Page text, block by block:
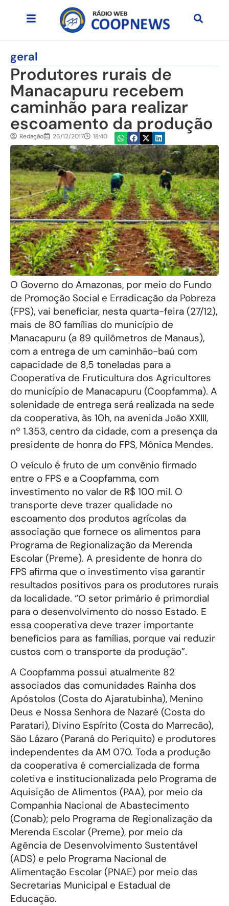
geral
Produtores rurais de
Manacapuru recebem
caminhão para realizar
escoamento da produção
Redação 26/12/2017 18:40
O Governo do Amazonas, por meio do Fundo
de Promoção Social e Erradicação da Pobreza
(FPS), vai beneficiar, nesta quarta-feira (27/12),
mais de 80 famílias do município de
Manacapuru (a 89 quilômetros de Manaus),
com a entrega de um caminhão-baú com
capacidade de 8,5 toneladas para a
Cooperativa de Fruticultura dos Agricultores
do município de Manacapuru (Coopfamma). A
solenidade de entrega será realizada na sede
da cooperativa, às 10h, na avenida João XXIII,
nº 1.353, centro da cidade, com a presença da
presidente de honra do FPS, Mônica Mendes.
O veículo é fruto de um convênio firmado
entre o FPS e a Coopfamma, com
investimento no valor de R$ 100 mil. O
transporte deve trazer qualidade no
escoamento dos produtos agrícolas da
associação que fornece os alimentos para
Programa de Regionalização da Merenda
Escolar (Preme). A presidente de honra do
FPS afirma que o investimento visa garantir
resultados positivos para os produtores rurais
da localidade. “O setor primário é primordial
para o desenvolvimento do nosso Estado. E
essa cooperativa deve trazer importante
benefícios para as famílias, porque vai reduzir
custos com o transporte da produção”.
A Coopfamma possui atualmente 82
associados das comunidades Rainha dos
Apóstolos (Costa do Ajaratubinha), Menino
Deus e Nossa Senhora de Nazaré (Costa do
Paratari), Divino Espírito (Costa do Marrecão),
São Lázaro (Paraná do Periquito) e produtores
independentes da AM 070. Toda a produção
da cooperativa é comercializada de forma
coletiva e institucionalizada pelo Programa de
Aquisição de Alimentos (PAA), por meio da
Companhia Nacional de Abastecimento
(Conab); pelo Programa de Regionalização da
Merenda Escolar (Preme), por meio da
Agência de Desenvolvimento Sustentável
(ADS) e pelo Programa Nacional de
Alimentação Escolar (PNAE) por meio das
Secretarias Municipal e Estadual de
Educação.